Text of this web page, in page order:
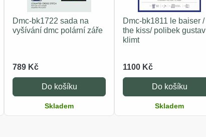
Dmc-bk1722 sada na
vyšívání dmc polární záře
789 Kč
Do košíku
Skladem
Dmc-bk1811 le baiser /
the kiss/ polibek gustav
klimt
1100 Kč
Do košíku
Skladem